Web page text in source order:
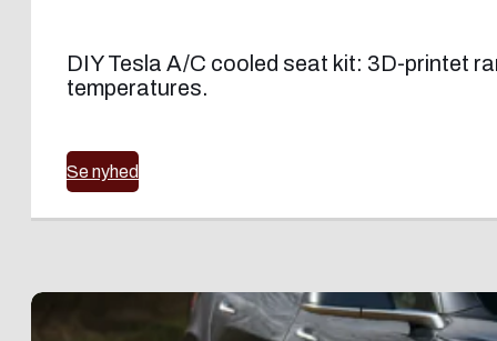
DIY Tesla A/C cooled seat kit: 3D-printet
temperatures.
Se nyhed